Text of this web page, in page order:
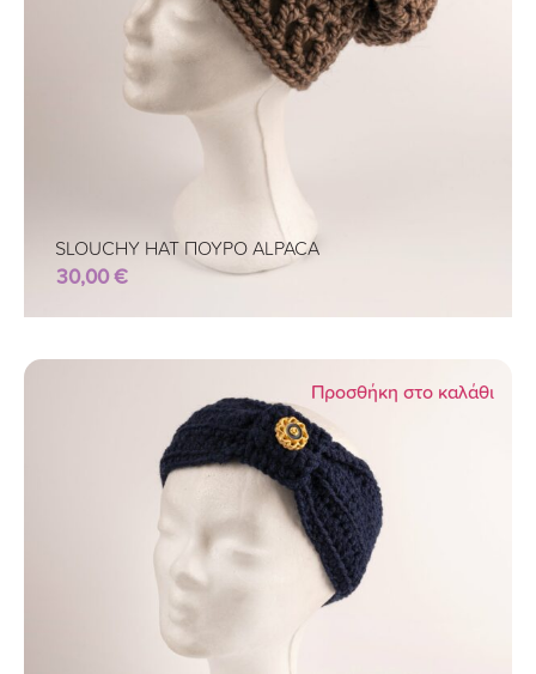
SLOUCHY HAT ΠΟΥΡΟ ALPACA
30,00€
Προσθήκη στο καλάθι